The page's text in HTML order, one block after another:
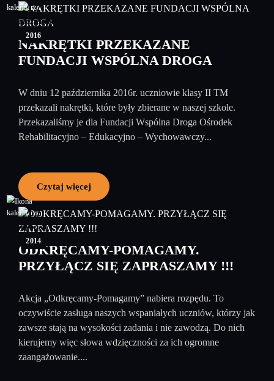
17
październik
2016
NAKRĘTKI PRZEKAZANE
FUNDACJI WSPÓLNA DROGA
W dniu 12 października 2016r. uczniowie klasy II TM
przekazali nakrętki, które były zbierane w naszej szkole.
Przekazaliśmy je dla Fundacji Wspólna Droga Ośrodek
Rehabilitacyjno – Edukacyjno – Wychowawczy...
Czytaj więcej
17
listopad
2014
ODKRĘCAMY-POMAGAMY.
PRZYŁĄCZ SIĘ ZAPRASZAMY !!!
Akcja „Odkręcamy-Pomagamy” nabiera rozpędu. To
oczywiście zasługa naszych wspaniałych uczniów, którzy jak
zawsze stają na wysokości zadania i nie zawodzą. Do nich
kierujemy więc słowa wdzięczności za ich ogromne
zaangażowanie....